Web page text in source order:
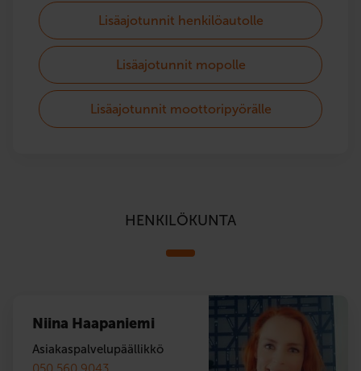
Lisäajotunnit henkilöautolle
Lisäajotunnit mopolle
Lisäajotunnit moottoripyörälle
HENKILÖKUNTA
Niina Haapaniemi
Asiakaspalvelupäällikkö